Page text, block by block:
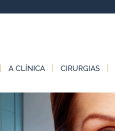
A CLÍNICA CIRURGIAS